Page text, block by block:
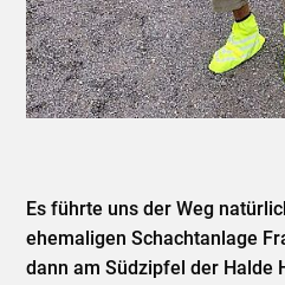
Es führte uns der Weg
ehemaligen Schachtanlage
dann am Südzipfel der Halde